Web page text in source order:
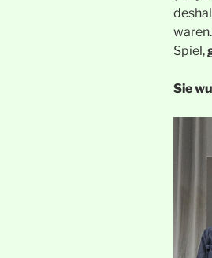
Spiel,
Sie